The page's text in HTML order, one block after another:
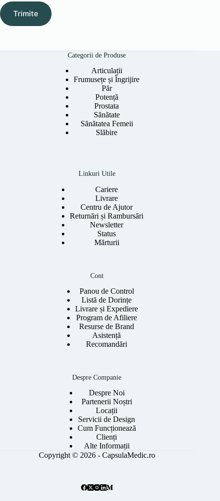
Trimite
Categorii de Produse
Articulații
Frumusețe și Îngrijire
Păr
Potență
Prostata
Sănătate
Sănătatea Femeii
Slăbire
Linkuri Utile
Cariere
Livrare
Centru de Ajutor
Returnări și Rambursări
Newsletter
Status
Mărturii
Cont
Panou de Control
Listă de Dorințe
Livrare și Expediere
Program de Afiliere
Resurse de Brand
Asistență
Recomandări
Despre Companie
Despre Noi
Partenerii Noștri
Locații
Servicii de Design
Cum Funcționează
Clienți
Alte Informații
Copyright © 2026 - CapsulaMedic.ro